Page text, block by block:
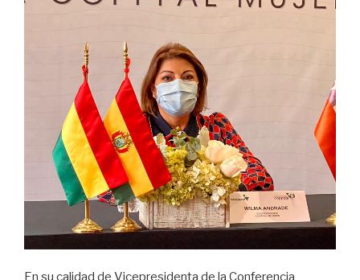
En su calidad de Vicepresidenta de la Conferencia